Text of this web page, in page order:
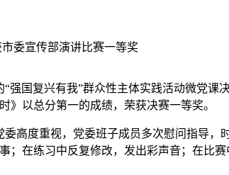
委宣传部演讲比赛一等奖
“强国复兴有我”群众性主体实践活动微党
》以总分第一的成绩，荣获决赛一等奖。
委高度重视，党委班子成员多次慰问指导
；在练习中反复修改，发出彩声音；在比